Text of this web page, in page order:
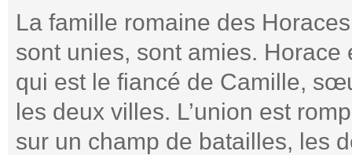
La famille romaine des
sont unies, sont amies.
qui est le fiancé de Camille,
les deux villes. L’union est
sur un champ de batailles, les